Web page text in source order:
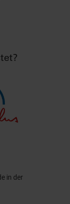
in der